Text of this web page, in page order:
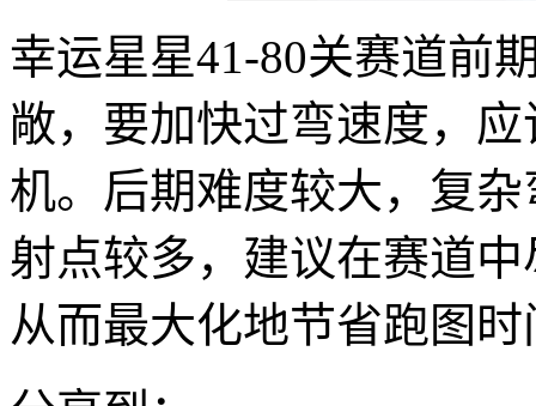
幸运星星41-80关赛道前
敞，要加快过弯速度，
机。后期难度较大，复
射点较多，建议在赛道
从而最大化地节省跑图